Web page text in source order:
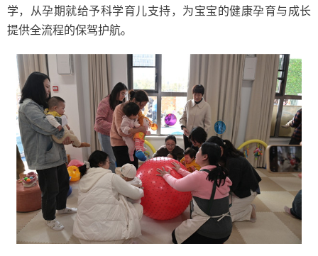
学，从孕期就给予科学育儿支持，为宝宝的健康孕育与成长
提供全流程的保驾护航。